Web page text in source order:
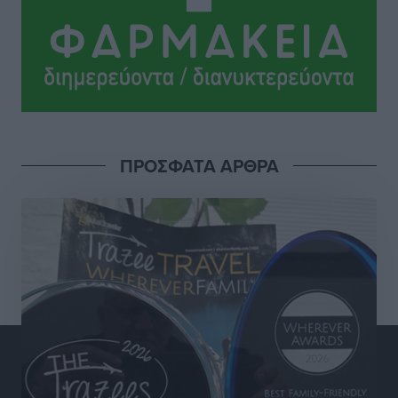
Αθλητικά• πριν 7 ώρες
Πάνθηρες: Άλλες δύο προσθήκες στα σκαριά
Αθλητικά• πριν 7 ώρες
Σχολείο – Πρέσβης του Ευρωπαϊκού Κοινοβουλίου
αναδείχθηκε το 1ο ΓΕΛ Ρόδου – Βενετόκλειο με
βαθμολογία 100 στα 100
Τοπικές Ειδήσεις• πριν 7 ώρες
Ελπίδα Πεταλούδων: Ανακοίνωσε τον Νίκο Μιχαλάκη
Αθλητικά• πριν 8 ώρες
ΠΡΟΣΦΑΤΑ ΑΡΘΡΑ